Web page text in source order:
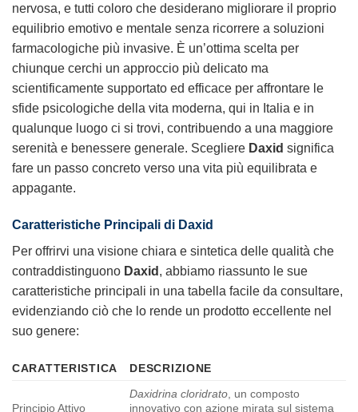
nervosa, e tutti coloro che desiderano migliorare il proprio
equilibrio emotivo e mentale senza ricorrere a soluzioni
farmacologiche più invasive. È un’ottima scelta per
chiunque cerchi un approccio più delicato ma
scientificamente supportato ed efficace per affrontare le
sfide psicologiche della vita moderna, qui in Italia e in
qualunque luogo ci si trovi, contribuendo a una maggiore
serenità e benessere generale. Scegliere Daxid significa
fare un passo concreto verso una vita più equilibrata e
appagante.
Caratteristiche Principali di Daxid
Per offrirvi una visione chiara e sintetica delle qualità che
contraddistinguono Daxid , abbiamo riassunto le sue
caratteristiche principali in una tabella facile da consultare,
evidenziando ciò che lo rende un prodotto eccellente nel
suo genere:
CARATTERISTICA DESCRIZIONE
Principio Attivo
Daxidrina cloridrato, un composto
innovativo con azione mirata sul sistema